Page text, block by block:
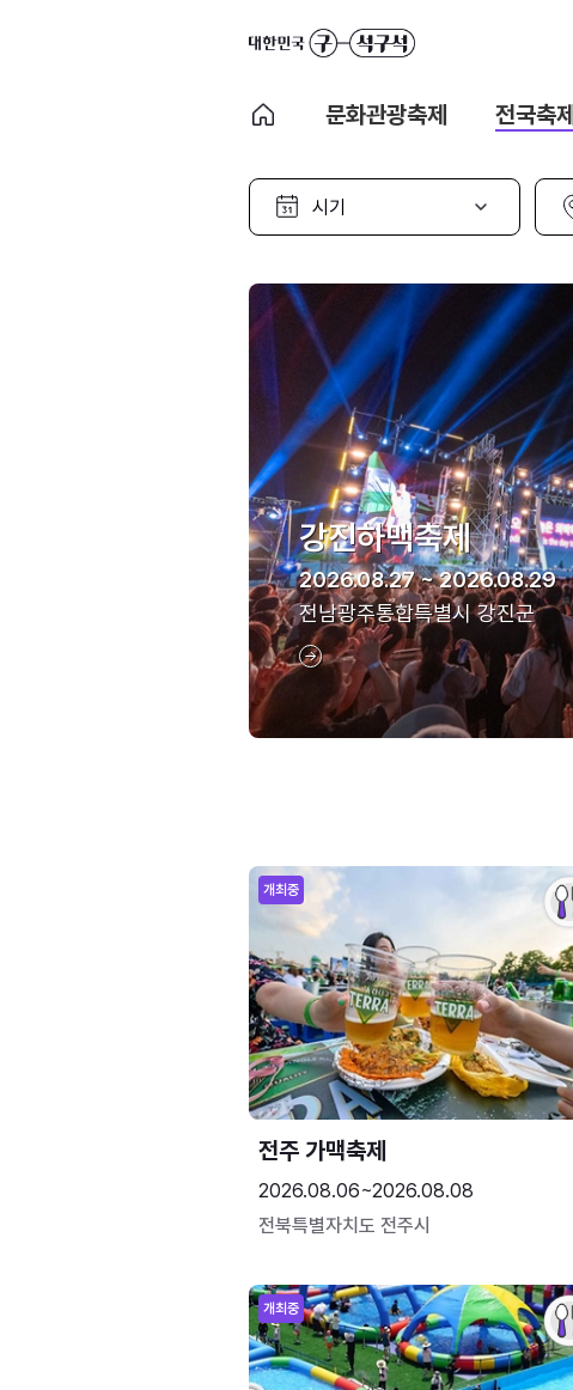
문화관광축제 전국축제
시
선
지
선
강진하맥축제
2026.08.27 ~ 2026.08.29
전남광주통합특별시 강진군
개최중
전주 가맥축제
2026.08.06~2026.08.08
전북특별자치도 전주시
개최중